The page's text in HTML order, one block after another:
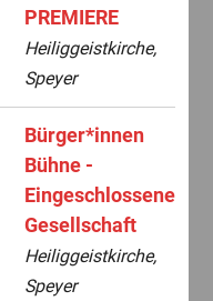
PREMIERE
Heiliggeistkirche,
Speyer
Bürger*innen
Bühne -
Eingeschlossene
Gesellschaft
Heiliggeistkirche,
Speyer